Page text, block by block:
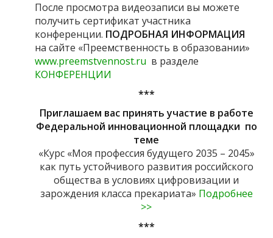
После просмотра видеозаписи вы можете
получить сертификат участника
конференции. ПОДРОБНАЯ ИНФОРМАЦИЯ
на сайте «Преемственность в образовании»
www.preemstvennost.ru в разделе
КОНФЕРЕНЦИИ
***
Приглашаем вас принять участие в работе
Федеральной инновационной площадки по
теме
«Курс «Моя профессия будущего 2035 – 2045»
как путь устойчивого развития российского
общества в условиях цифровизации и
зарождения класса прекариата» Подробнее
>>
***